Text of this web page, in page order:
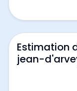
Estimation
jean-